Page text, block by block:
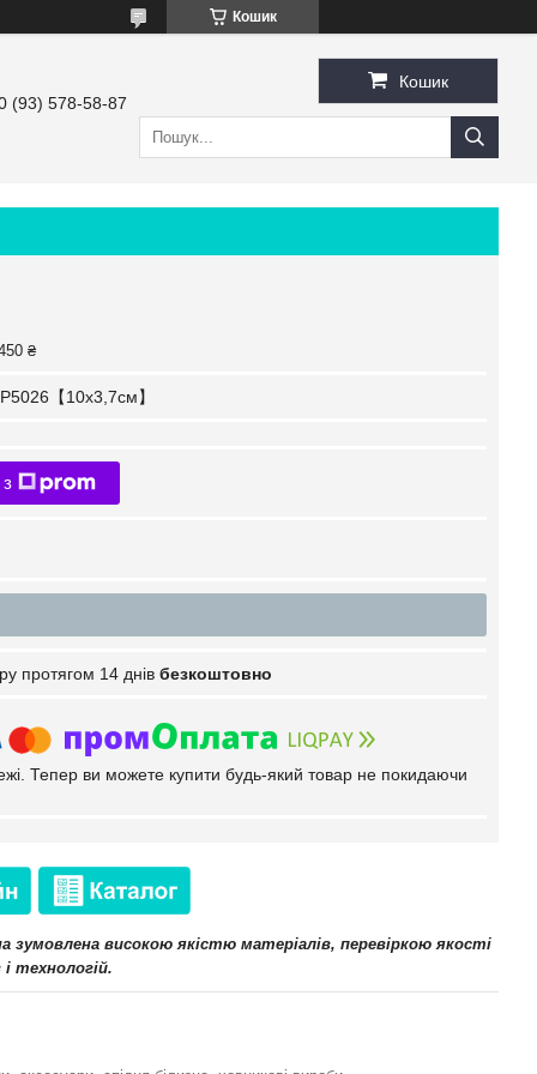
Кошик
(93) 578-58-87
Кошик
₴
【10x3,7см】
протягом 14 днів безкоштовно
Тепер ви можете купити будь-який товар не покидаючи
зумовлена високою якістю матеріалів, перевіркою якості
технологій.